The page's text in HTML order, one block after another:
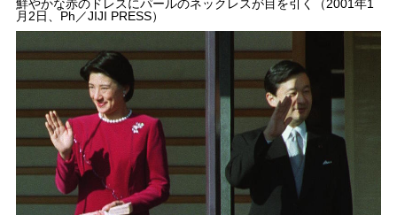
鮮やかな赤のドレスにパールのネックレスが目を引く（2001年1
月2日、Ph／JIJI PRESS）